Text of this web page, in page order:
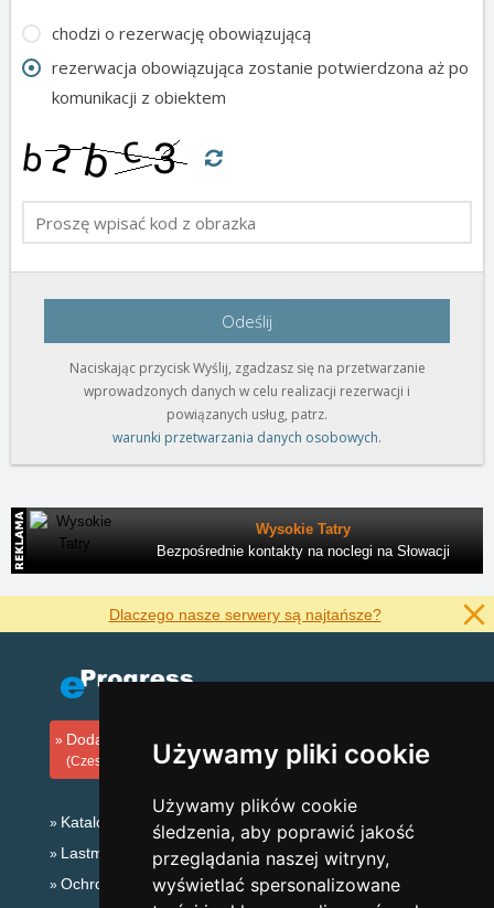
Używamy pliki cookie
Używamy plików cookie
śledzenia, aby poprawić jakość
przeglądania naszej witryny,
wyświetlać spersonalizowane
chodzi o rezerwację obowiązującą
rezerwacja obowiązująca zostanie potwierdzona aż po
komunikacji z obiektem
Odeślij
Naciskając przycisk Wyślij, zgadzasz się na przetwarzanie
wprowadzonych danych w celu realizacji rezerwacji i
powiązanych usług, patrz.
warunki przetwarzania danych osobowych.
Wysokie Tatry
Bezpośrednie kontakty na noclegi na Słowacji
Dlaczego nasze serwery są najtańsze?
Dodaj zakwaterowanie
(Czeski)
Katalog zakwaterowania
Lastminute Góry Izerskie
Ochrona prywatności